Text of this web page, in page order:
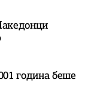
година беше